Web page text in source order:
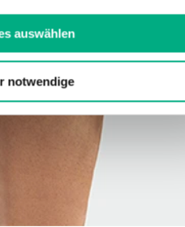
undImpressum.
auswählen
notwendige